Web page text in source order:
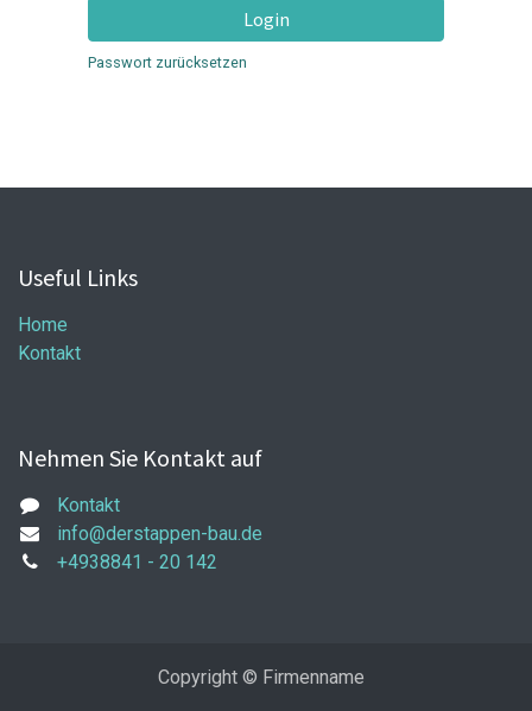
Login
Passwort zurücksetzen
Useful Links
Home
Kontakt
Nehmen Sie Kontakt auf
Kontakt
info@derstappen-bau.de
+4938841 - 20 142
Copyright © Firmenname